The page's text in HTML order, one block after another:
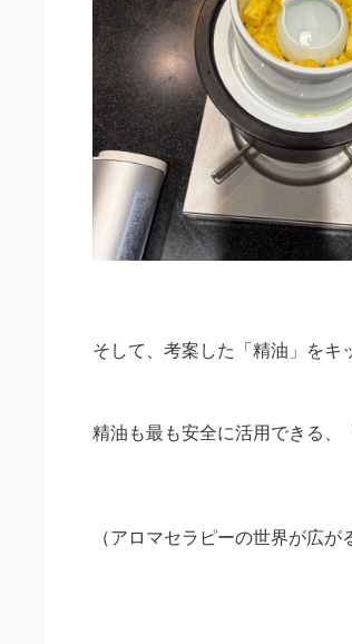
そして、考案した「精油」をキ
精油も最も安全に活用できる、「
（アロマセラピーの世界が広が